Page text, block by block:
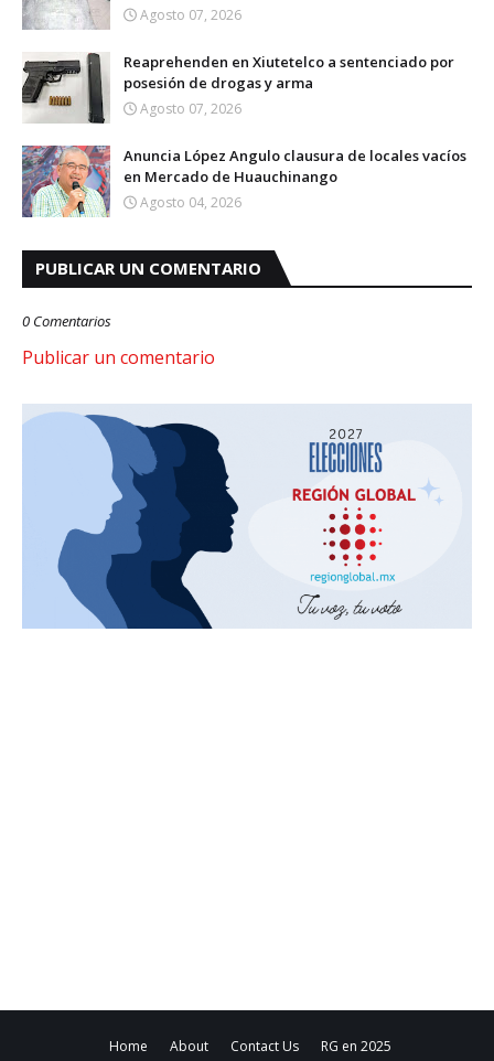
Agosto 07, 2026
Reaprehenden en Xiutetelco a sentenciado por
posesión de drogas y arma
Agosto 07, 2026
Anuncia López Angulo clausura de locales vacíos
en Mercado de Huauchinango
Agosto 04, 2026
PUBLICAR UN COMENTARIO
0 Comentarios
Publicar un comentario
Home About Contact Us RG en 2025